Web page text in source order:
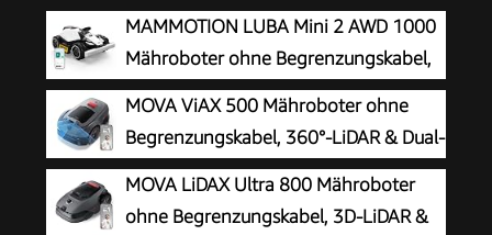
MAMMOTION LUBA Mini 2 AWD 1000
Mähroboter ohne Begrenzungskabel,
Empf.1000㎡
MOVA ViAX 500 Mähroboter ohne
Begrenzungskabel, 360°-LiDAR & Dual-
KI-Vision
MOVA LiDAX Ultra 800 Mähroboter
ohne Begrenzungskabel, 3D-LiDAR &